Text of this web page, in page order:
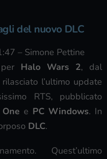
del nuovo DLC
– Simone Pettine
Halo Wars 2, dal
l’ultimo update
RTS, pubblicato
e PC Windows. In
DLC.
Quest’ultimo